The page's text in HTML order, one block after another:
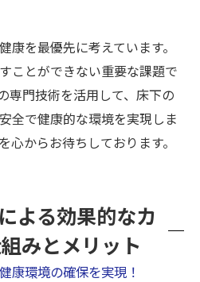
康を最優先に考えています。
ことができない重要な課題で
専門技術を活用して、床下の
全で健康的な環境を実現しま
心からお待ちしております。
よる効果的なカ
みとメリット
康環境の確保を実現！